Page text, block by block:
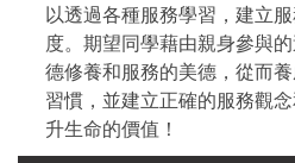
以透過各種服務學習，建立
度。期望同學藉由親身參與
德修養和服務的美德，從而
習慣，並建立正確的服務觀
升生命的價值！